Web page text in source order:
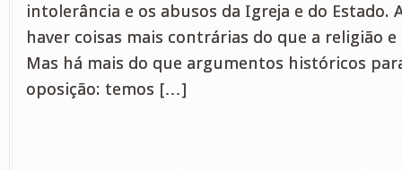
intolerância e os abusos da Igreja e do Estado.
haver coisas mais contrárias do que a religião
Mas há mais do que argumentos históricos
oposição: temos […]